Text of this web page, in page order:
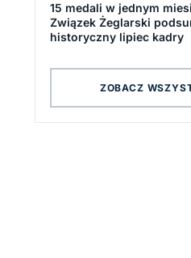
15 medali w jednym
Związek Żeglarski
historyczny lipiec kadry
ZOBACZ